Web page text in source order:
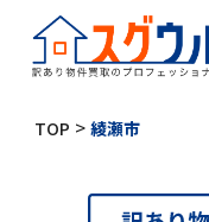
TOP >綾瀬市